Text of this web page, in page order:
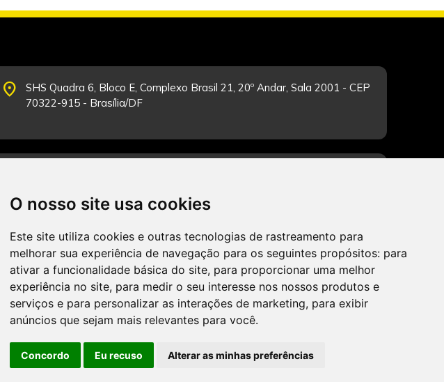
O nosso site usa cookies
Este site utiliza cookies e outras tecnologias de rastreamento para
melhorar sua experiência de navegação para os seguintes propósitos: para
ativar a funcionalidade básica do site, para proporcionar uma melhor
experiência no site, para medir o seu interesse nos nossos produtos e
serviços e para personalizar as interações de marketing, para exibir
anúncios que sejam mais relevantes para você.
Concordo Eu recuso Alterar as minhas preferências
place
SHS Quadra 6, Bloco E, Complexo Brasil 21, 20º Andar, Sala 2001 - CEP
70322-915 - Brasília/DF
CADASTRAR